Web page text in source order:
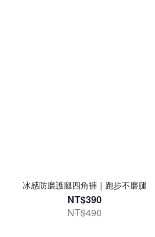
冰感防磨護腿四角褲｜跑步不磨腿
NT$390
NT$490